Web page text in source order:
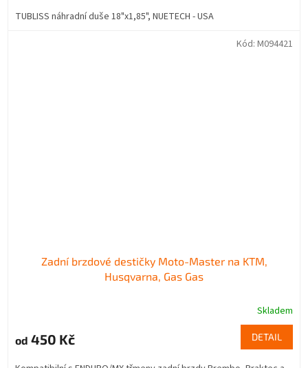
TUBLISS náhradní duše 18"x1,85", NUETECH - USA
Zadní brzdové destičky Moto-Master na KTM,
Husqvarna, Gas Gas
Skladem
od 450 Kč DETAIL
Kód: M094421